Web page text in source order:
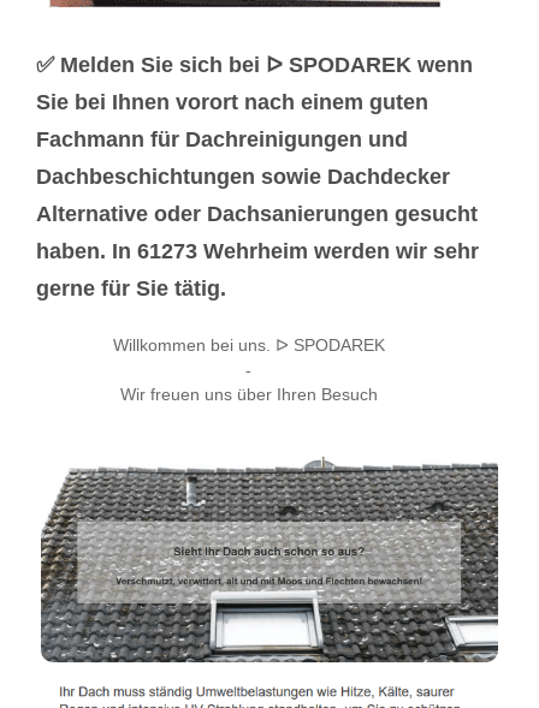
✅ Melden Sie sich bei ᐅ SPODAREK wenn
Sie bei Ihnen vorort nach einem guten
Fachmann für Dachreinigungen und
Dachbeschichtungen sowie Dachdecker
Alternative oder Dachsanierungen gesucht
haben. In 61273 Wehrheim werden wir sehr
gerne für Sie tätig.
Willkommen bei uns. ᐅ SPODAREK
-
Wir freuen uns über Ihren Besuch